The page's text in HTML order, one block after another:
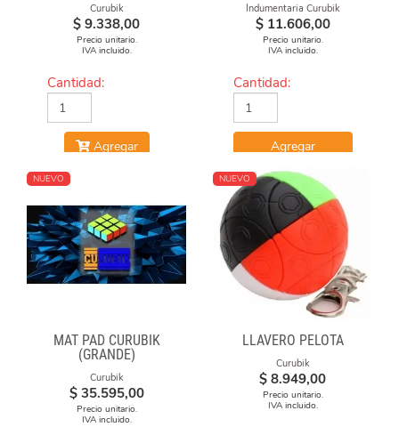
Curubik
$ 9.338,00
Precio unitario.
IVA incluido.
Cantidad:
Agregar
Indumentaria Curubik
$ 11.606,00
Precio unitario.
IVA incluido.
Cantidad:
Agregar
NUEVO
MAT PAD CURUBIK
(GRANDE)
Curubik
$ 35.595,00
Precio unitario.
IVA incluido.
NUEVO
LLAVERO PELOTA
Curubik
$ 8.949,00
Precio unitario.
IVA incluido.